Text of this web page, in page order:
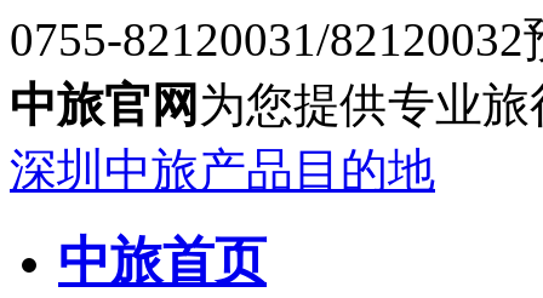
0755-82120031/82120032
中旅官网 为您提供专业
深圳中旅产品目的地
中旅首页